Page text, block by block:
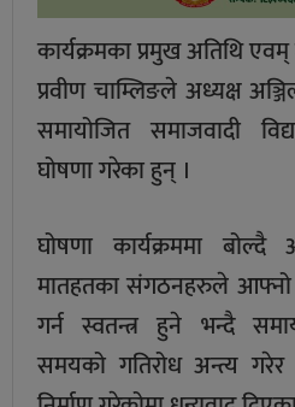
कार्यक्रमका प्रमुख अतिथि
प्रवीण चाम्लिङले अध्यक्ष
समायोजित समाजवादी
घोषणा गरेका हुन् ।
घोषणा कार्यक्रममा बोल्दै
मातहतका संगठनहरुले आफ्नो
गर्न स्वतन्त्र हुने भन्दै
समयको गतिरोध अन्त्य गरेर